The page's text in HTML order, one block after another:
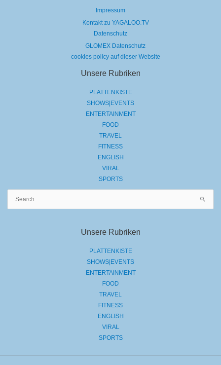
Impressum
Kontakt zu YAGALOO.TV
Datenschutz
GLOMEX Datenschutz
cookies policy auf dieser Website
Unsere Rubriken
PLATTENKISTE
SHOWS|EVENTS
ENTERTAINMENT
FOOD
TRAVEL
FITNESS
ENGLISH
VIRAL
SPORTS
Unsere Rubriken
PLATTENKISTE
SHOWS|EVENTS
ENTERTAINMENT
FOOD
TRAVEL
FITNESS
ENGLISH
VIRAL
SPORTS